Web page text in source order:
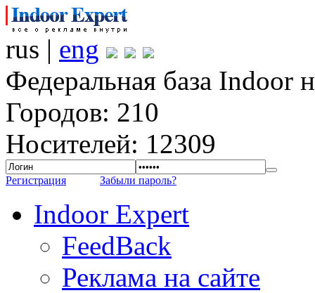
rus | eng
Федеральная база Indoor
Городов: 210
Носителей: 12309
Регистрация Забыли пароль?
Indoor Expert
FeedBack
Реклама на сайте